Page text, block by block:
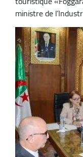
ministre de